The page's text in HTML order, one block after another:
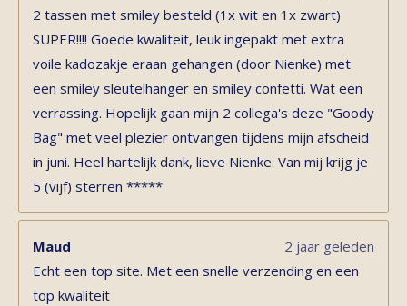
2 tassen met smiley besteld (1x wit en 1x zwart)
SUPER!!!! Goede kwaliteit, leuk ingepakt met extra
voile kadozakje eraan gehangen (door Nienke) met
een smiley sleutelhanger en smiley confetti. Wat een
verrassing. Hopelijk gaan mijn 2 collega's deze "Goody
Bag" met veel plezier ontvangen tijdens mijn afscheid
in juni. Heel hartelijk dank, lieve Nienke. Van mij krijg je
5 (vijf) sterren *****
Maud
2 jaar geleden
Echt een top site. Met een snelle verzending en een
top kwaliteit